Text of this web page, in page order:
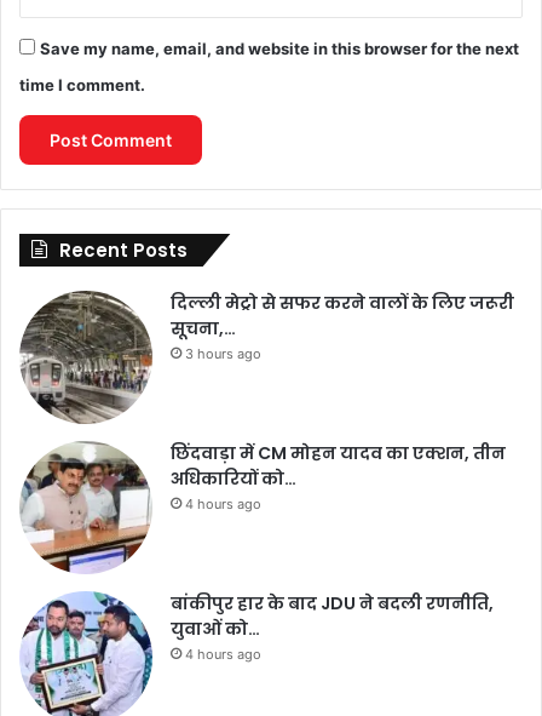
Save my name, email, and website in this browser for the next
time I comment.
Recent Posts
दिल्ली मेट्रो से सफर करने वालों के लिए जरूरी
सूचना,…
3 hours ago
छिंदवाड़ा में CM मोहन यादव का एक्शन, तीन
अधिकारियों को…
4 hours ago
बांकीपुर हार के बाद JDU ने बदली रणनीति,
युवाओं को…
4 hours ago